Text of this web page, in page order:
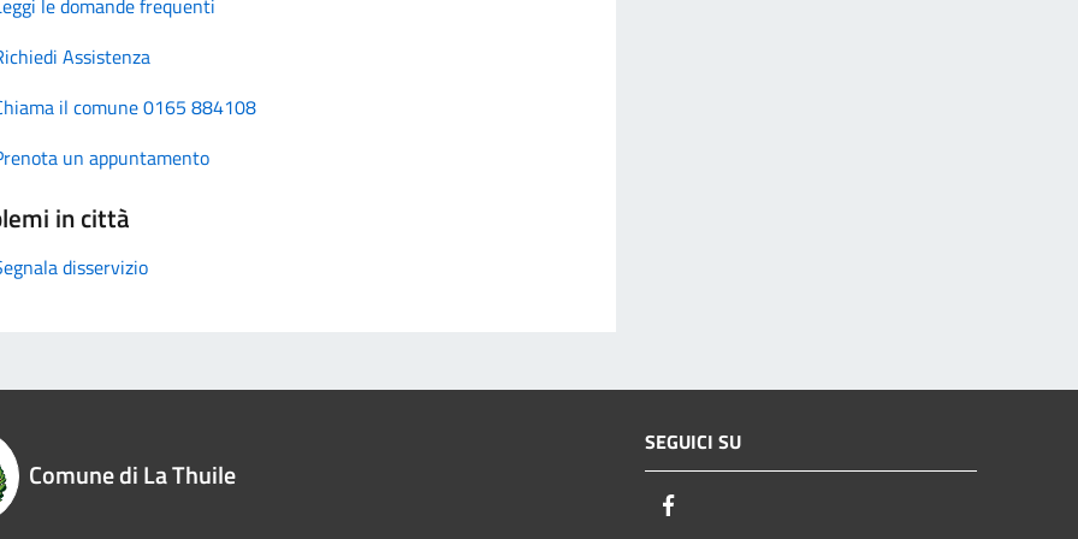
Assistenza
il comune 0165 884108
un appuntamento
in città
disservizio
Comune di La Thuile
SEGUICI SU